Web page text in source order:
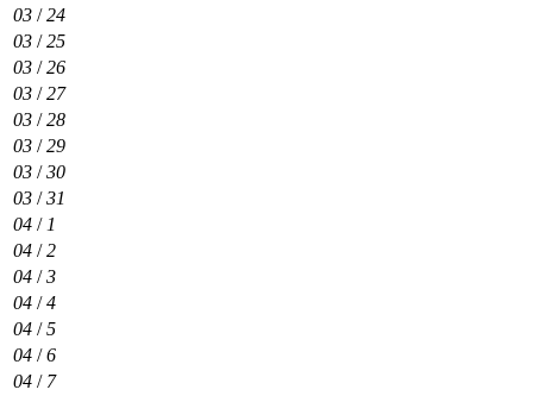
03 /24
03 /25
03 /26
03 /27
03 /28
03 /29
03 /30
03 /31
04 / 1
04 /2
04 /3
04 /4
04 /5
04 /6
04 / 7